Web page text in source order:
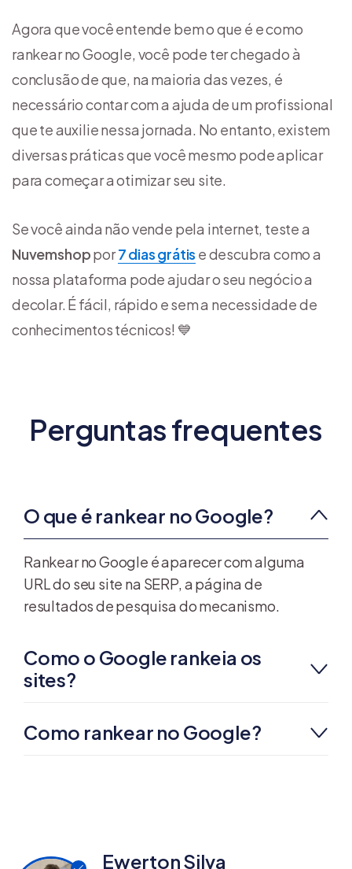
Agora que você entende bem o que é e como
rankear no Google, você pode ter chegado à
conclusão de que, na maioria das vezes, é
necessário contar com a ajuda de um profissional
que te auxilie nessa jornada. No entanto, existem
diversas práticas que você mesmo pode aplicar
para começar a otimizar seu site.
Se você ainda não vende pela internet, teste a
Nuvemshoppor7 dias grátis e descubra como a
nossa plataforma pode ajudar o seu negócio a
decolar. É fácil, rápido e sem a necessidade de
conhecimentos técnicos! 💙
Perguntas frequentes
O que é rankear no Google?
Rankear no Google é aparecer com alguma
URL do seu site na SERP, a página de
resultados de pesquisa do mecanismo.
Como o Google rankeia os
sites?
Como rankear no Google?
Ewerton Silva